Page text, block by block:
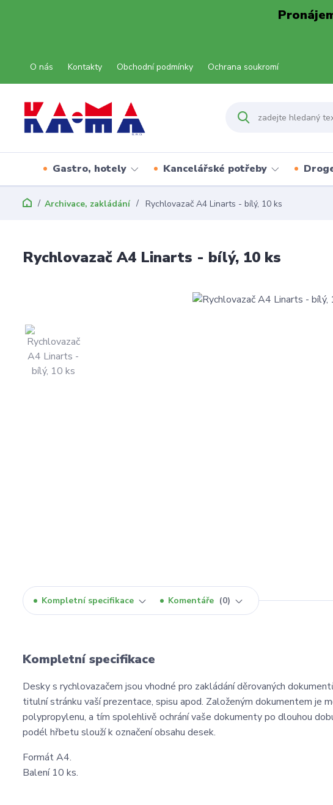
O nás Kontakty Obchodní podmínky Ochrana soukromí
Gastro, hotely Kancelářské potřeby
Archivace, zakládání Rychlovazač A4 Linarts - bílý, 10 ks
Rychlovazač A4 Linarts - bílý, 10 ks
Kompletní specifikace Komentáře 0
Kompletní specifikace
Desky s rychlovazačem jsou vhodné pro zakládání děrovaných
titulní stránku vaší prezentace, spisu apod. Založeným dokumentem je
polypropylenu, a tím spolehlivě ochrání vaše dokumenty po dlouhou
podél hřbetu slouží k označení obsahu desek.
Formát A4.
Balení 10 ks.